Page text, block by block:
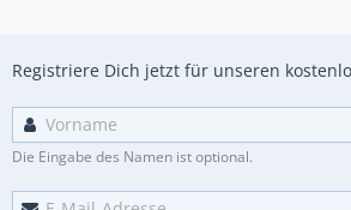
Registriere Dich jetzt für unseren
Die Eingabe des Namen ist optional.